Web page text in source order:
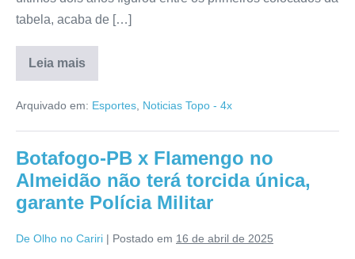
tabela, acaba de […]
Leia mais
Arquivado em: Esportes, Noticias Topo - 4x
Botafogo-PB x Flamengo no
Almeidão não terá torcida única,
garante Polícia Militar
De Olho no Cariri | Postado em 16 de abril de 2025